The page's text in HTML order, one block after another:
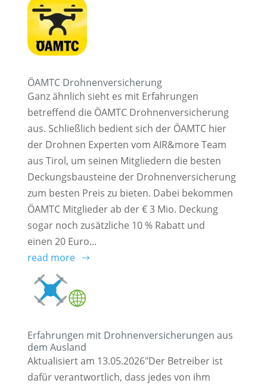
ÖAMTC Drohnenversicherung
Ganz ähnlich sieht es mit Erfahrungen
betreffend die ÖAMTC Drohnenversicherung
aus. Schließlich bedient sich der ÖAMTC hier
der Drohnen Experten vom AIR&more Team
aus Tirol, um seinen Mitgliedern die besten
Deckungsbausteine der Drohnenversicherung
zum besten Preis zu bieten. Dabei bekommen
ÖAMTC Mitglieder ab der € 3 Mio. Deckung
sogar noch zusätzliche 10 % Rabatt und
einen 20 Euro...
read more
Erfahrungen mit Drohnenversicherungen aus
dem Ausland
Aktualisiert am 13.05.2026"Der Betreiber ist
dafür verantwortlich, dass jedes von ihm